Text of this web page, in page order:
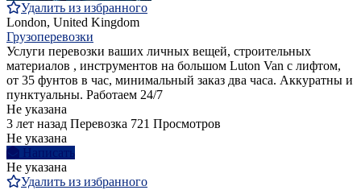
Удалить из избранного
London, United Kingdom
Грузоперевозки
Услуги перевозки ваших личных вещей, строительных
материалов , инструментов на большом Luton Van с лифтом,
от 35 фунтов в час, минимальный заказ два часа. Аккуратны и
пунктуальны. Работаем 24/7
Не указана
3 лет назад Перевозка 721 Просмотров
Не указана
Написать
Не указана
Удалить из избранного